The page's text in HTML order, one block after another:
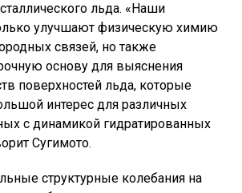
льда. «Наши
улучшают физическую химию
связей, но также
основу для выяснения
поверхностей льда, которые
интерес для различных
с динамикой гидратированных
Сугимото.